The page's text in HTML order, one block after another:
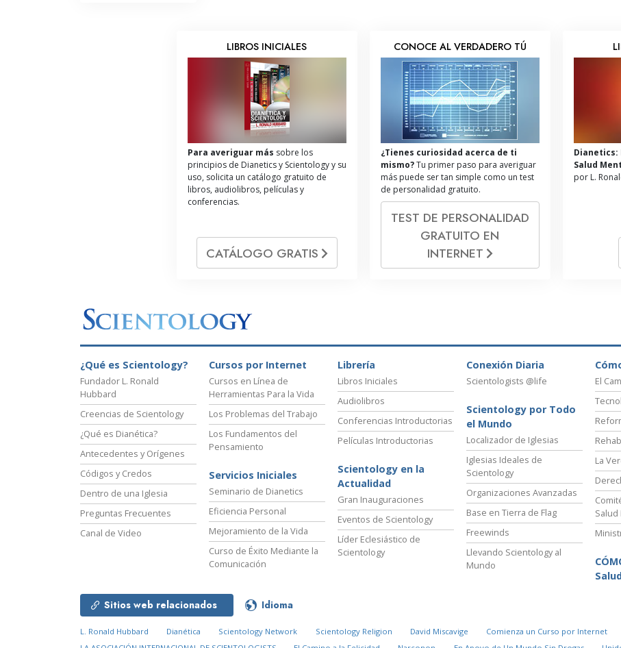
LIBROS INICIALES
Para averiguar más sobre los
principios de Dianetics y Scientology y su
uso, solicita un catálogo gratuito de
libros, audiolibros, películas y
conferencias.
CATÁLOGO GRATIS
CONOCE AL VERDADERO TÚ
¿Tienes curiosidad acerca de ti
mismo?Tu primer paso para averiguar
más puede ser tan simple como un test
de personalidad gratuito.
TEST DE PERSONALIDAD
GRATUITO EN
INTERNET
Dianetics:
Salud
por L.
¿Qué es Scientology?
Fundador L. Ronald
Hubbard
Creencias de Scientology
¿Qué es Dianética?
Antecedentes y Orígenes
Códigos y Credos
Dentro de una Iglesia
Preguntas Frecuentes
Canal de Video
Cursos por Internet
Cursos en Línea de
Herramientas Para la Vida
Los Problemas del Trabajo
Los Fundamentos del
Pensamiento
Servicios Iniciales
Seminario de Dianetics
Eficiencia Personal
Mejoramiento de la Vida
Curso de Éxito Mediante la
Comunicación
Librería
Libros Iniciales
Audiolibros
Conferencias Introductorias
Películas Introductorias
Scientology en la
Actualidad
Gran Inauguraciones
Eventos de Scientology
Líder Eclesiástico de
Scientology
Conexión Diaria
Scientologists @life
Scientology por Todo
el Mundo
Localizador de Iglesias
Iglesias Ideales de
Scientology
Organizaciones Avanzadas
Base en Tierra de Flag
Freewinds
Llevando Scientology al
Mundo
El
La
Salud
Sitios web relacionados Idioma
L. Ronald Hubbard Dianética Scientology Network Scientology Religion David Miscavige Comienza un Curso por Internet